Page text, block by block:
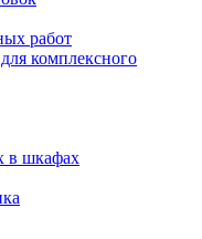
работ
комплексного
в шкафах